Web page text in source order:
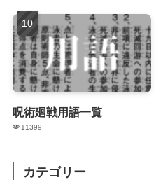
呪術廻戦用語一覧
11399
カテゴリー